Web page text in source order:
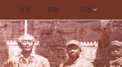
帮助 应用
登录